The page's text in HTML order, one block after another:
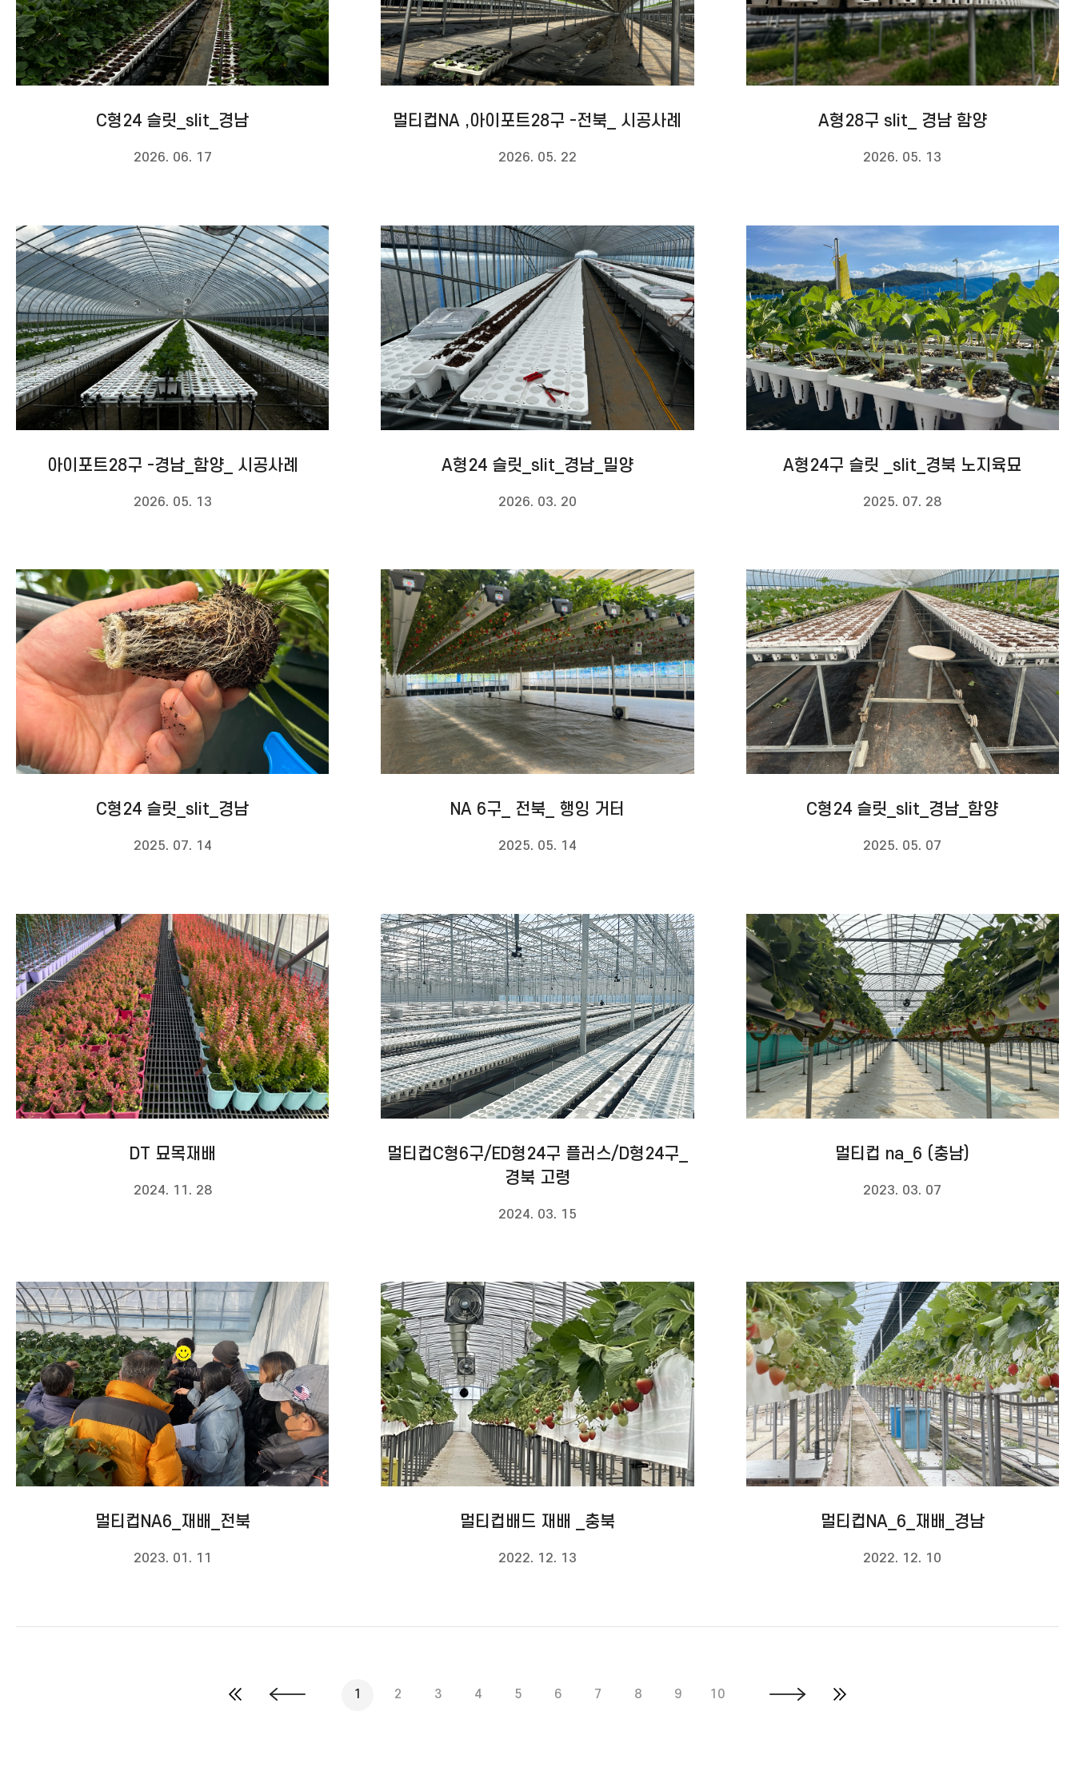
C형24 슬릿_slit_경남
2026. 06. 17
멀티컵NA ,아이포트28구 -전북_ 시공사례
2026. 05. 22
A형28구 slit_ 경남 함양
2026. 05. 13
아이포트28구 -경남_함양_ 시공사례
2026. 05. 13
A형24 슬릿_slit_경남_밀양
2026. 03. 20
A형24구 슬릿 _slit_경북 노지육묘
2025. 07. 28
C형24 슬릿_slit_경남
2025. 07. 14
NA 6구_ 전북_ 행잉 거터
2025. 05. 14
C형24 슬릿_slit_경남_함양
2025. 05. 07
DT 묘목재배
2024. 11. 28
멀티컵C형6구/ED형24구 플러스/D형24구_
경북 고령
2024. 03. 15
멀티컵 na_6 (충남)
2023. 03. 07
멀티컵NA6_재배_전북
2023. 01. 11
멀티컵배드 재배 _충북
2022. 12. 13
멀티컵NA_6_재배_경남
2022. 12. 10
1 2 3 4 5 6 7 8 9 10